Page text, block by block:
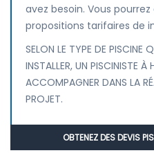
avez besoin. Vous
propositions tarifaires de
SELON LE TYPE DE PISCINE
INSTALLER, UN PISCINISTE
ACCOMPAGNER DANS LA
PROJET.
OBTENEZ DES DEVIS